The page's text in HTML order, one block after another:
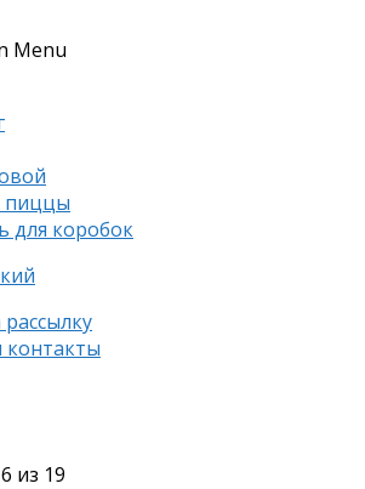
Menu
пиццы
для коробок
контакты
из 19